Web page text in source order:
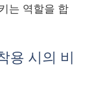
는 역할을 합
용 시의 비